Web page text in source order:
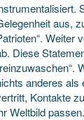
aus,
Weiter
Diese
anderes als
Kontakte
Weltbild passen.